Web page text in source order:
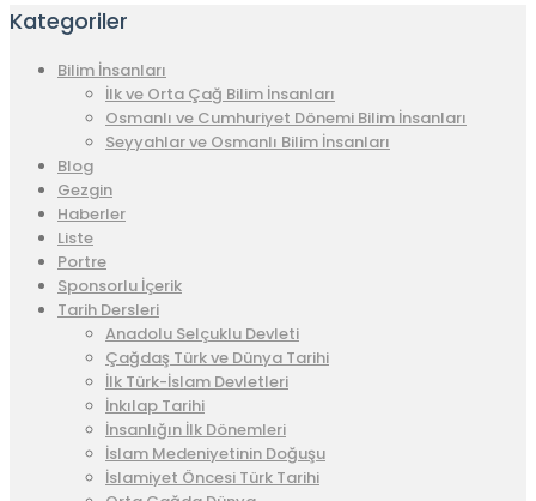
Kategoriler
Bilim İnsanları
İlk ve Orta Çağ Bilim İnsanları
Osmanlı ve Cumhuriyet Dönemi Bilim İnsanları
Seyyahlar ve Osmanlı Bilim İnsanları
Blog
Gezgin
Haberler
Liste
Portre
Sponsorlu İçerik
Tarih Dersleri
Anadolu Selçuklu Devleti
Çağdaş Türk ve Dünya Tarihi
İlk Türk-İslam Devletleri
İnkılap Tarihi
İnsanlığın İlk Dönemleri
İslam Medeniyetinin Doğuşu
İslamiyet Öncesi Türk Tarihi